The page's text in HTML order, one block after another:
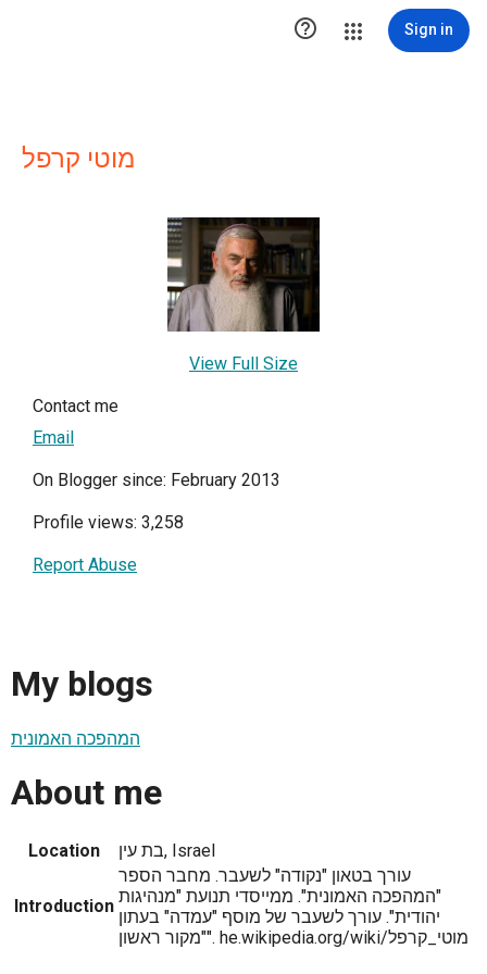
 Sign in
מוטי קרפל
View Full Size
Contact me
Email
On Blogger since: February 2013
Profile views: 3,258
Report Abuse
My blogs
המהפכה האמונית
About me
Location בת עין, Israel
Introduction
עורך בטאון "נקודה" לשעבר. מחבר הספר
"המהפכה האמונית". ממייסדי תנועת "מנהיגות
יהודית". עורך לשעבר של מוסף "עמדה" בעתון
"מקור ראשון". he.wikipedia.org/wiki/מוטי_קרפל